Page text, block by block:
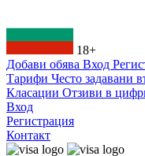
18+
Добави обява Вход
Тарифи Често задавани
Класации Отзиви в
Вход
Регистрация
Контакт